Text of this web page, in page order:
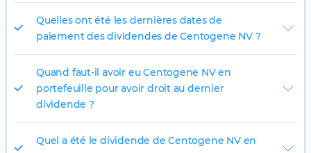
Quelles ont été les dernières dates de
paiement des dividendes de Centogene NV ?
Quand faut-il avoir eu Centogene NV en
portefeuille pour avoir droit au dernier
dividende ?
Quel a été le dividende de Centogene NV en